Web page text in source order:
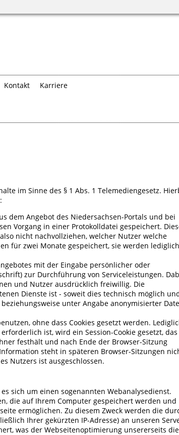
Kontakt Karriere
im Sinne des § 1 Abs. 1 Telemediengesetz.
dem Angebot des Niedersachsen-Portals und bei
Vorgang in einer Protokolldatei gespeichert.
nicht nachvollziehen, welcher Nutzer welche
für zwei Monate gespeichert, sie werden lediglich
mit der Eingabe persönlicher oder
zur Durchführung von Serviceleistungen.
und Nutzer ausdrücklich freiwillig. Die
Dienste ist - soweit dies technisch möglich
unter Angabe anonymisierter
ohne dass Cookies gesetzt werden.
ist, wird ein Session-Cookie gesetzt, das
festhält und nach Ende der Browser-Sitzung
steht in späteren Browser-Sitzungen
Nutzers ist ausgeschlossen.
sich um einen sogenannten Webanalysedienst.
die auf Ihrem Computer gespeichert werden und
ermöglichen. Zu diesem Zweck werden die
Ihrer gekürzten IP-Adresse) an unseren
was der Webseitenoptimierung unsererseits